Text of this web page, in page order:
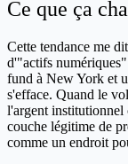
Ce que ça
Cette tendance me
d'"actifs
fund à New York et
s'efface. Quand le
l'argent institutionnel
couche légitime de
comme un endroit